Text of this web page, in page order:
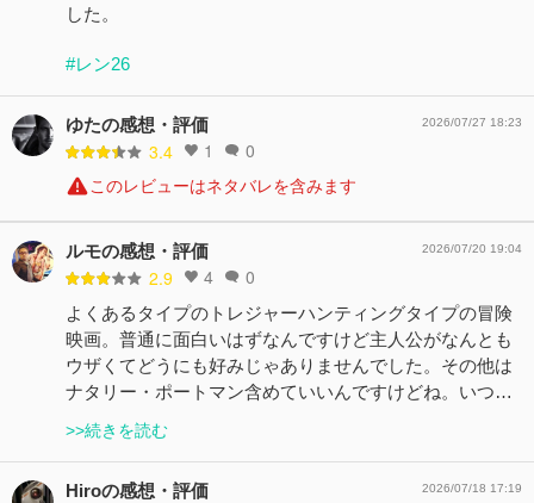
した。
#レン26
ゆたの感想・評価
3.4 1 0
2026/07/27 18:23
このレビューはネタバレを含みます
ルモの感想・評価
2.9 4 0
2026/07/20 19:04
よくあるタイプのトレジャーハンティングタイプの冒険
映画。普通に面白いはずなんですけど主人公がなんとも
ウザくてどうにも好みじゃありませんでした。その他は
ナタリー・ポートマン含めていいんですけどね。いつ…
>>続きを読む
Hiroの感想・評価 2026/07/18 17:19